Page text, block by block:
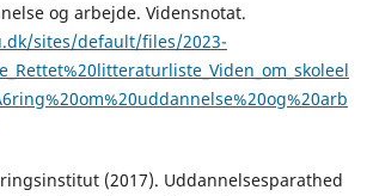
og arbejde. Vidensnotat.
sites/default/files/2023-
(2017). Uddannelsesparathed